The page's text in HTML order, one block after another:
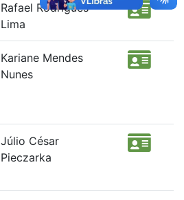
Rafael Rodrigues
Lima
Kariane Mendes
Nunes
Júlio César
Pieczarka